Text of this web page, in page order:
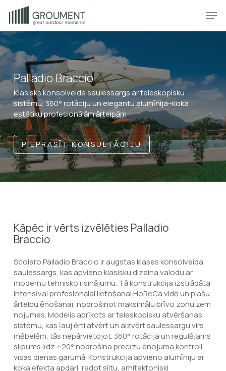
main
content
Palladio Braccio
Klasisks konsolveida saulessargs ar teleskopisku
sistēmu, 360° rotāciju un elegantu alumīnija–koka
estētiku profesionālām ārtelpām
PIEPRASĪT KONSULTĀCIJU
Kāpēc ir vērts izvēlēties Palladio
Braccio
Scolaro Palladio Braccio ir augstas klases konsolveida
saulessargs, kas apvieno klasisku dizaina valodu ar
modernu tehnisko risinājumu. Tā konstrukcija izstrādāta
intensīvai profesionālai lietošanai HoReCa vidē un plašu
ārtelpu ēnošanai, nodrošinot maksimālu brīvo zonu zem
nojumes. Modelis aprīkots ar teleskopisku atvēršanas
sistēmu, kas ļauj ērti atvērt un aizvērt saulessargu virs
mēbelēm, tās nepārvietojot. 360° rotācija un regulējams
slīpums līdz ~20° nodrošina precīzu ēnojuma kontroli
visas dienas garumā. Konstrukcija apvieno alumīniju ar
koka efekta apdari, radot siltu, arhitektoniski